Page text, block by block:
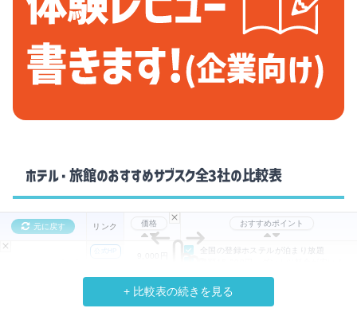
ホテル・旅館のおすすめサブスク全3社の比較表
元に戻す リンク 価格 おすすめポイント
公式HP
全国の登録ホステルが泊まり放題
価格
+ 比較表の続きを見る